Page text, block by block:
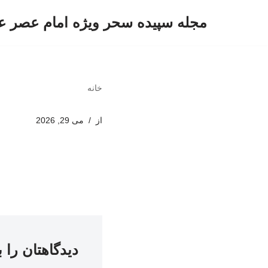
مجله سپیده سحر ویژه امام عصر
خانه
از می 29, 2026
دیدگاهتان را